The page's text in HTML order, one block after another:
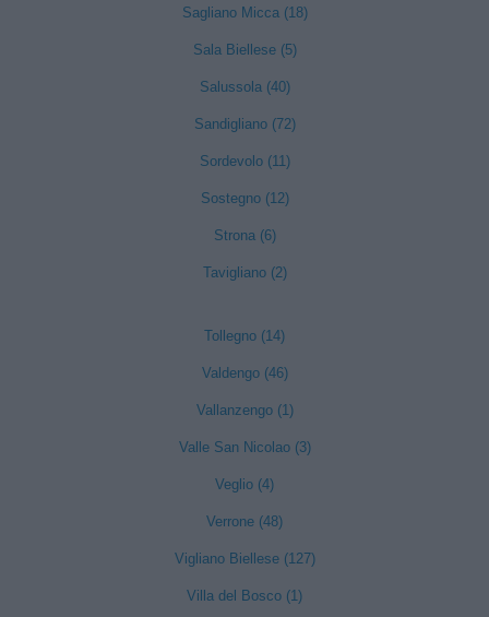
Sagliano Micca (18)
Sala Biellese (5)
Salussola (40)
Sandigliano (72)
Sordevolo (11)
Sostegno (12)
Strona (6)
Tavigliano (2)
Tollegno (14)
Valdengo (46)
Vallanzengo (1)
Valle San Nicolao (3)
Veglio (4)
Verrone (48)
Vigliano Biellese (127)
Villa del Bosco (1)